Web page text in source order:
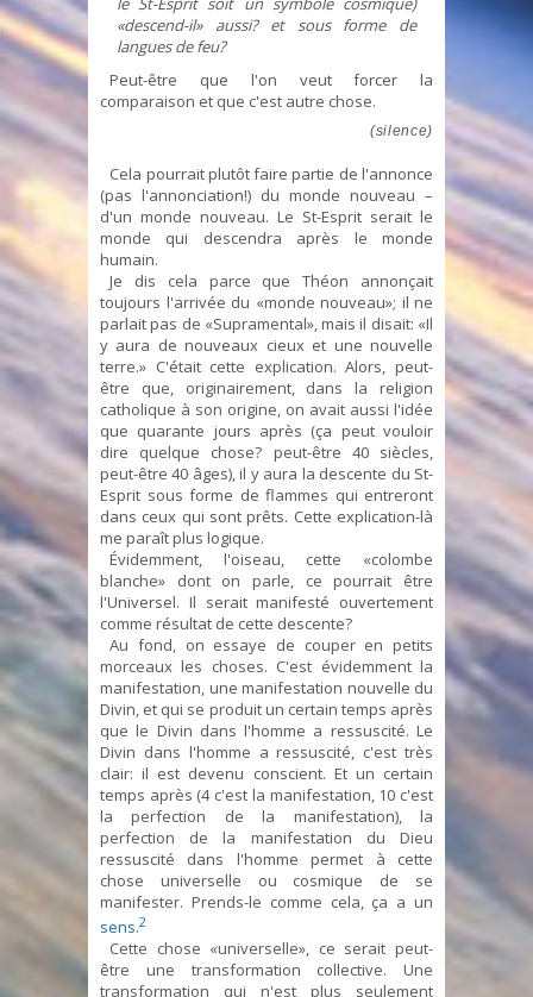
«descend-il» aussi? et sous forme de
langues de feu?
Peut-être que l'on veut forcer la
comparaison et que c'est autre chose.
(silence)
Cela pourrait plutôt faire partie de l'annonce
(pas l'annonciation!) du monde nouveau –
d'un monde nouveau. Le St-Esprit serait le
monde qui descendra après le monde
humain.
Je dis cela parce que Théon annonçait
toujours l'arrivée du «monde nouveau»; il ne
parlait pas de «Supramental», mais il disait: «Il
y aura de nouveaux cieux et une nouvelle
terre.» C'était cette explication. Alors, peut-
être que, originairement, dans la religion
catholique à son origine, on avait aussi l'idée
que quarante jours après (ça peut vouloir
dire quelque chose? peut-être 40 siècles,
peut-être 40 âges), il y aura la descente du St-
Esprit sous forme de flammes qui entreront
dans ceux qui sont prêts. Cette explication-là
me paraît plus logique.
Évidemment, l'oiseau, cette «colombe
blanche» dont on parle, ce pourrait être
l'Universel. Il serait manifesté ouvertement
comme résultat de cette descente?
Au fond, on essaye de couper en petits
morceaux les choses. C'est évidemment la
manifestation, une manifestation nouvelle du
Divin, et qui se produit un certain temps après
que le Divin dans l'homme a ressuscité. Le
Divin dans l'homme a ressuscité, c'est très
clair: il est devenu conscient. Et un certain
temps après (4 c'est la manifestation, 10 c'est
la perfection de la manifestation), la
perfection de la manifestation du Dieu
ressuscité dans l'homme permet à cette
chose universelle ou cosmique de se
manifester. Prends-le comme cela, ça a un
sens.2
Cette chose «universelle», ce serait peut-
être une transformation collective. Une
transformation qui n'est plus seulement